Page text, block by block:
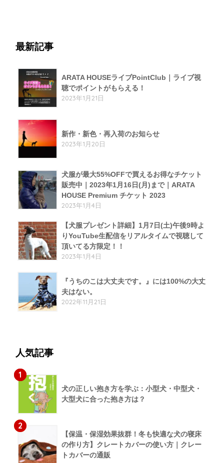
最新記事
ARATA HOUSEライブPointClub｜ライブ視
聴でポイントがもらえる！
2023年1月21日
新作・新色・再入荷のお知らせ
2023年1月20日
犬服が最大55%OFFで買えるお得なチケット
販売中｜2023年1月16日(月)まで｜ARATA
HOUSE Premium チケット 2023
2023年1月4日
【犬服プレゼント詳細】1月7日(土)午後9時よ
りYouTube生配信をリアルタイムで視聴して
頂いてる方限定！！
2023年1月4日
『うちのこは大丈夫です。』には100%の大丈
夫はない。
2022年11月21日
人気記事
1
犬の正しい抱き方を学ぶ：小型犬・中型犬・
大型犬に合った抱き方は？
2
【保温・保湿効果抜群！冬も快適な犬の寝床
の作り方】クレートカバーの使い方｜クレー
トカバーの通販